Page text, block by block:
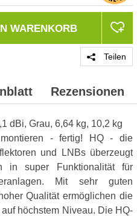
WARENKORB
Teilen
Rezensionen
dBi, Grau, 6,64 kg, 10,2 kg
- fertig! HQ - die
und LNBs überzeugt
in super Funktionalität für
Mit sehr guten
Qualität ermöglichen die
höchstem Niveau. Die HQ-